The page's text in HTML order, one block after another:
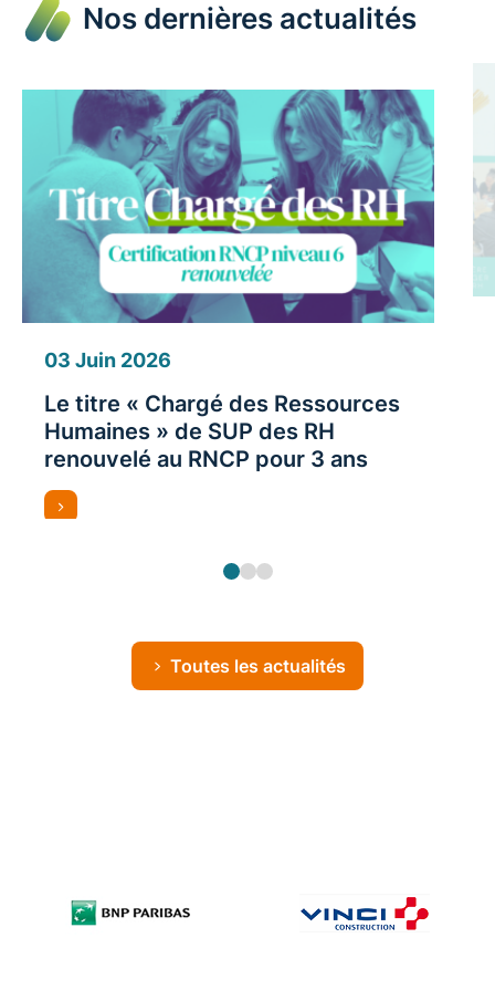
Nos dernières actualités
03 Juin 2026
Le titre « Chargé des Ressources
Humaines » de SUP des RH
renouvelé au RNCP pour 3 ans
Toutes les actualités